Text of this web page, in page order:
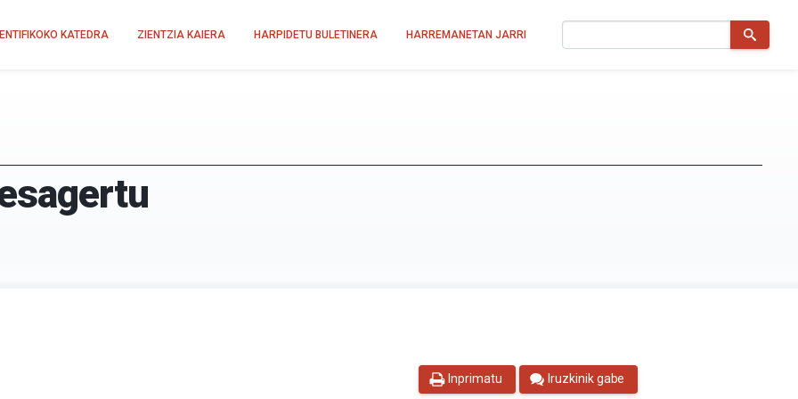
KATEDRA ZIENTZIA KAIERA HARPIDETU BULETINERA HARREMANETAN JARRI
Inprimatu Iruzkinik gabe